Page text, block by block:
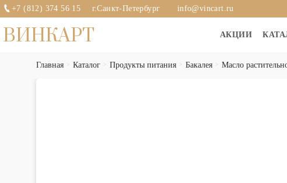
+7 (812) 374 56 15 г.Санкт-Петербург info@vincart.ru
ВИНКАРТ АКЦИИ
Главная Каталог Продукты питания Бакалея Масло